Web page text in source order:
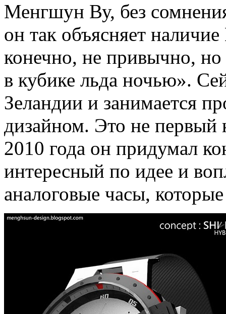
Менгшун Ву, без
он так объясняет
конечно, не привычно, но
в кубике льда ночью».
Зеландии и занимается
дизайном. Это не первый
2010 года он придумал
интересный по идее и
аналоговые часы,